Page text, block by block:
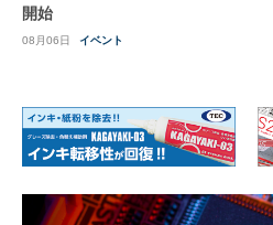
開始
08月06日 イベント